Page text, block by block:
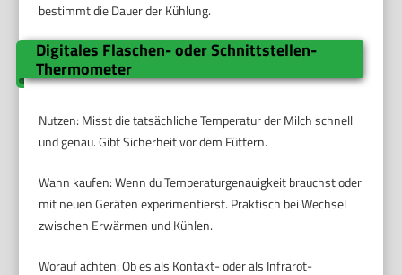
bestimmt die Dauer der Kühlung.
Digitales Flaschen- oder Schnittstellen-
Thermometer
Nutzen: Misst die tatsächliche Temperatur der Milch schnell
und genau. Gibt Sicherheit vor dem Füttern.
Wann kaufen: Wenn du Temperaturgenauigkeit brauchst oder
mit neuen Geräten experimentierst. Praktisch bei Wechsel
zwischen Erwärmen und Kühlen.
Worauf achten: Ob es als Kontakt- oder als Infrarot-